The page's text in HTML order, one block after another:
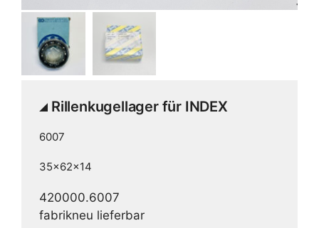
Rillenkugellager für INDEX
6007
35x62x14
420000.6007
fabrikneu lieferbar